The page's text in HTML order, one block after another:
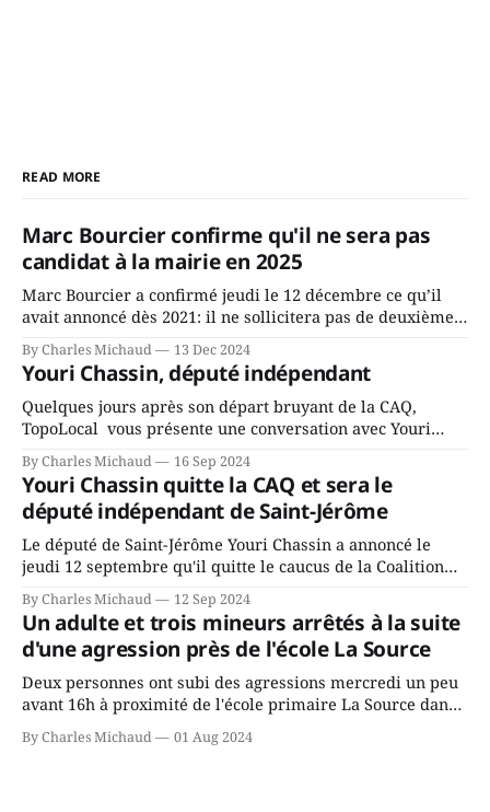
READ MORE
Marc Bourcier confirme qu'il ne sera pas
candidat à la mairie en 2025
Marc Bourcier a confirmé jeudi le 12 décembre ce qu’il
avait annoncé dès 2021: il ne sollicitera pas de deuxième
mandat à titre de maire de Saint-Jérôme. Bourcier en a
fait l’annonce en s’adressant aux employés de la ville,
rassemblés en soirée pour leur traditionnel souper
By Charles Michaud 13 Dec 2024
Youri Chassin, député indépendant
Quelques jours après son départ bruyant de la CAQ,
TopoLocal vous présente une conversation avec Youri
Chassin. Nous avons causé de sa décision. Y songeait-il
depuis longtemps? Sera-t-il candidat indépendant dans 2
ans? Joindrait-il un autre parti, par exemple les
conservateurs d’Éric Duhaime? Que lui
By Charles Michaud 16 Sep 2024
Youri Chassin quitte la CAQ et sera le
député indépendant de Saint-Jérôme
Le député de Saint-Jérôme Youri Chassin a annoncé le
jeudi 12 septembre qu'il quitte le caucus de la Coalition
Avenir Québec de François Legault parce qu'il est déçu du
gouvernement de la CAQ, surtout de son incapacité, qu'il
juge chronique, à offrir des
By Charles Michaud 12 Sep 2024
Un adulte et trois mineurs arrêtés à la suite
d'une agression près de l'école La Source
Deux personnes ont subi des agressions mercredi un peu
avant 16h à proximité de l'école primaire La Source dans
le secteur Bellefeuille de Saint-Jérôme. L'une de deux
victimes aurait été écrasée sous un véhicule et aspergée
By Charles Michaud 01 Aug 2024